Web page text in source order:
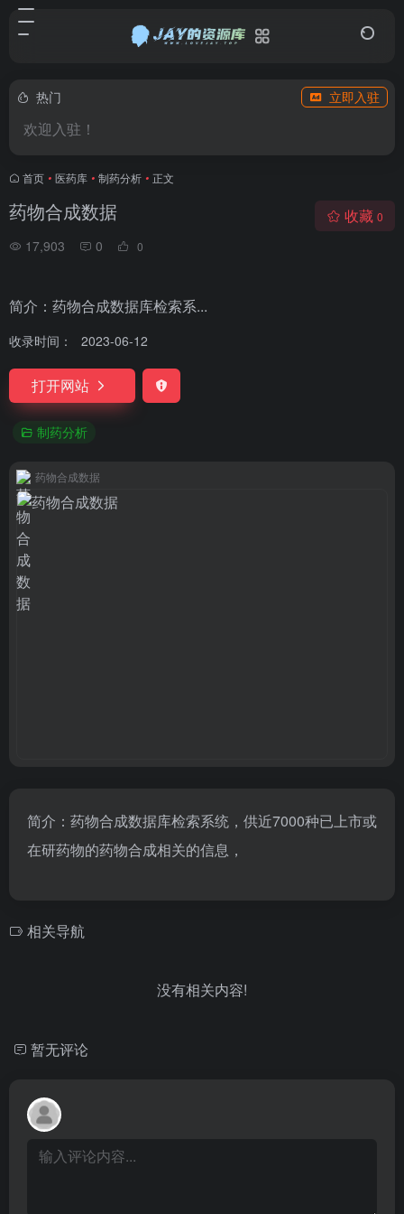
热门 立即入驻
欢迎入驻！
首页 • 医药库 • 制药分析 • 正文
药物合成数据
17,903 0 0
收藏 0
简介：药物合成数据库检索系...
收录时间： 2023-06-12
打开网站
制药分析
药物合成数据
简介：药物合成数据库检索系统，供近7000种已上市或
在研药物的药物合成相关的信息，
相关导航
没有相关内容!
暂无评论